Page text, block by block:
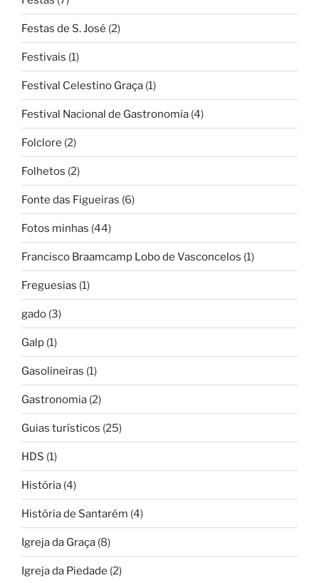
Festas de S. José (2)
Festivais (1)
Festival Celestino Graça (1)
Festival Nacional de Gastronomia (4)
Folclore (2)
Folhetos (2)
Fonte das Figueiras (6)
Fotos minhas (44)
Francisco Braamcamp Lobo de Vasconcelos (1)
Freguesias (1)
gado (3)
Galp (1)
Gasolineiras (1)
Gastronomia (2)
Guias turísticos (25)
HDS (1)
História (4)
História de Santarém (4)
Igreja da Graça (8)
Igreja da Piedade (2)